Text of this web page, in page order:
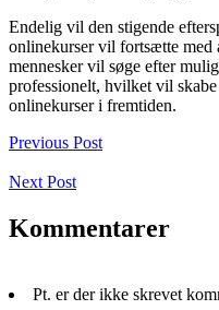
Endelig vil den stigende
onlinekurser vil fortsætte med
mennesker vil søge efter
professionelt, hvilket vil
onlinekurser i fremtiden.
Previous Post
Next Post
Kommentarer
Pt. er der ikke skrevet